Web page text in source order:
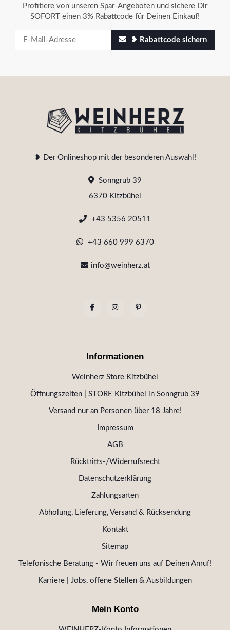
Profitiere von unseren Spar-Angeboten und sichere Dir
SOFORT einen 3% Rabattcode für Deinen Einkauf!
❥ Rabattcode sichern
❥ Der Onlineshop mit der besonderen Auswahl!
Sonngrub 39
6370 Kitzbühel
+43 5356 20511
+43 660 999 6370
info@weinherz.at
Informationen
Weinherz Store Kitzbühel
Öffnungszeiten | STORE Kitzbühel in Sonngrub 39
Versand nur an Personen über 18 Jahre!
Impressum
AGB
Rücktritts-/Widerrufsrecht
Datenschutzerklärung
Zahlungsarten
Abholung, Lieferung, Versand & Rücksendung
Kontakt
Sitemap
Telefonische Beratung - Wir freuen uns auf Deinen Anruf!
Karriere | Jobs, offene Stellen & Ausbildungen
Mein Konto